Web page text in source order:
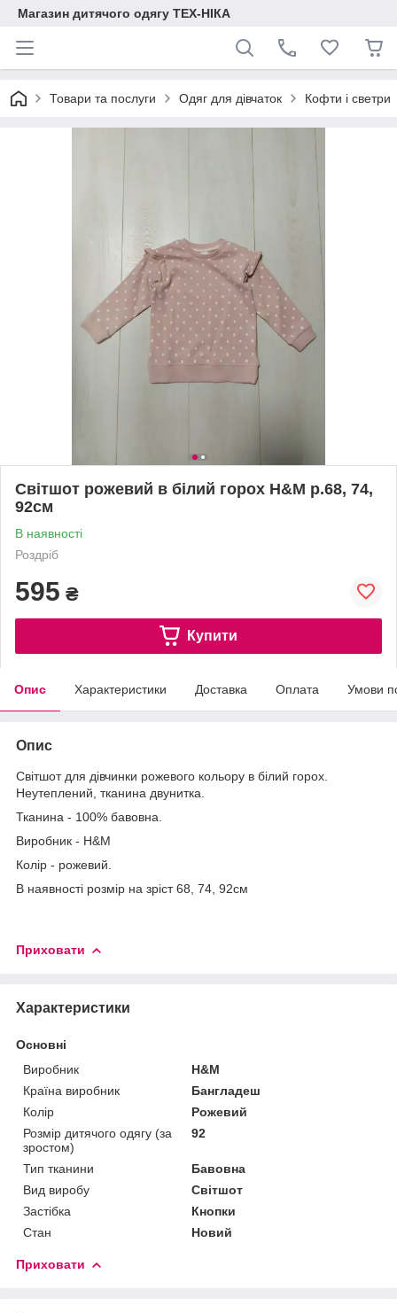
Магазин дитячого одягу ТЕХ-НІКА
Товари та послуги Одяг для дівчаток Кофти і светри
Світшот рожевий в білий горох H&M р.68, 74,
92см
В наявності
Роздріб
595 ₴
Купити
Опис Характеристики Доставка Оплата Умови
Опис
Світшот для дівчинки рожевого кольору в білий горох.
Неутеплений, тканина двунитка.
Тканина - 100% бавовна.
Виробник - H&M
Колір - рожевий.
В наявності розмір на зріст 68, 74, 92см
Приховати
Характеристики
Основні
Виробник
H&M
Країна виробник
Бангладеш
Колір
Рожевий
Розмір дитячого одягу (за
зростом)
92
Тип тканини
Бавовна
Вид виробу
Світшот
Застібка
Кнопки
Стан
Новий
Приховати